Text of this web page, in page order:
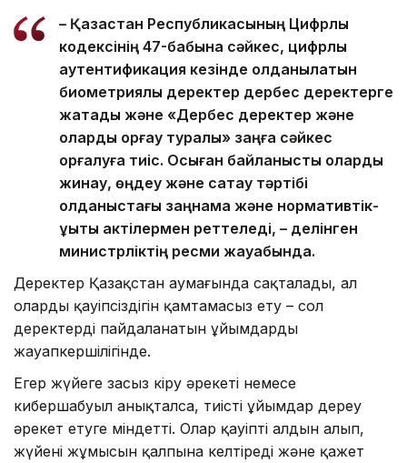
– Қазақстан Республикасының Цифрлық
кодексінің 47-бабына сәйкес, цифрлық
аутентификация кезінде қолданылатын
биометриялық деректер дербес деректерге
жатады және «Дербес деректер және
оларды қорғау туралы» заңға сәйкес
қорғалуға тиіс. Осыған байланысты оларды
жинау, өңдеу және сақтау тәртібі
қолданыстағы заңнама және нормативтік-
құқықтық актілермен реттеледі, – делінген
министрліктің ресми жауабында.
Деректер Қазақстан аумағында сақталады, ал
олардың қауіпсіздігін қамтамасыз ету – сол
деректерді пайдаланатын ұйымдардың
жауапкершілігінде.
Егер жүйеге заңсыз кіру әрекеті немесе
кибершабуыл анықталса, тиісті ұйымдар дереу
әрекет етуге міндетті. Олар қауіптің алдын алып,
жүйенің жұмысын қалпына келтіреді және қажет